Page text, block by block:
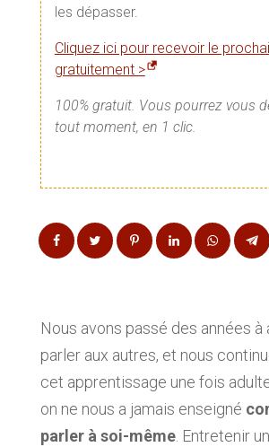
les dépasser.
Cliquez ici pour recevoir le
gratuitement >
100% gratuit. Vous pourrez vous
tout moment, en 1 clic.
Nous avons passé des années à
parler aux autres, et nous
cet apprentissage une fois
on ne nous a jamais enseigné
parler à soi-même. Entretenir